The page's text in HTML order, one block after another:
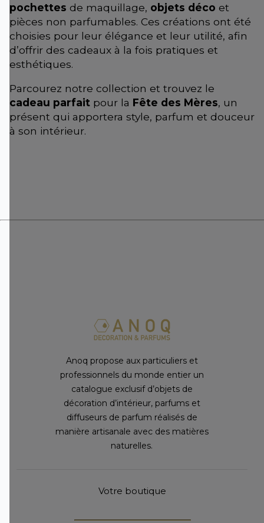
pochettes de maquillage, objets déco et
pièces non parfumables. Ces créations ont été
choisies pour leur élégance et leur utilité, afin
d’offrir des cadeaux à la fois pratiques et
esthétiques.
Parcourez notre collection et trouvez le
cadeau parfait pour la Fête des Mères, un
présent qui apportera style, parfum et douceur
à son intérieur.
Anoq propose aux particuliers et
professionnels du monde entier un
catalogue exclusif d’objets de
décoration d’intérieur, parfums et
diffuseurs de parfum réalisés de
manière artisanale avec des matières
naturelles.
Votre boutique